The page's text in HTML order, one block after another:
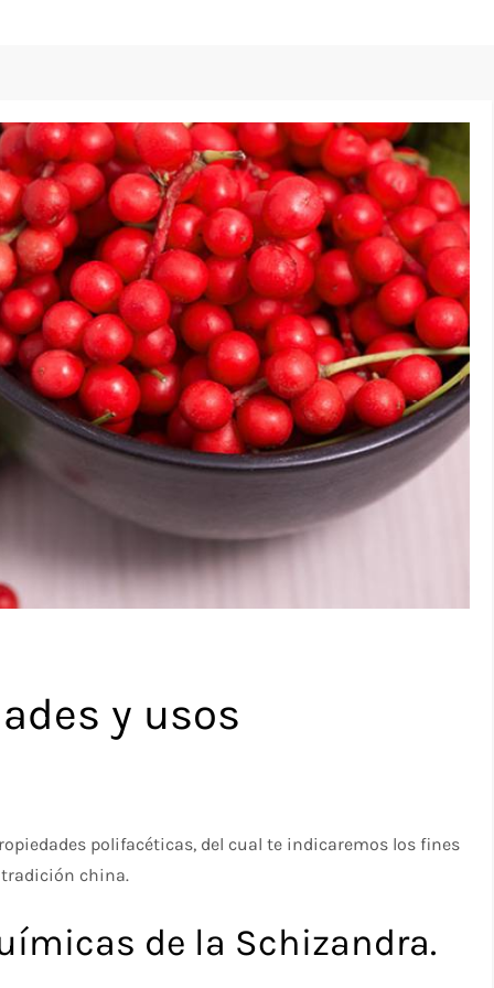
y usos
polifacéticas, del cual te indicaremos los fines
china.
de la Schizandra.